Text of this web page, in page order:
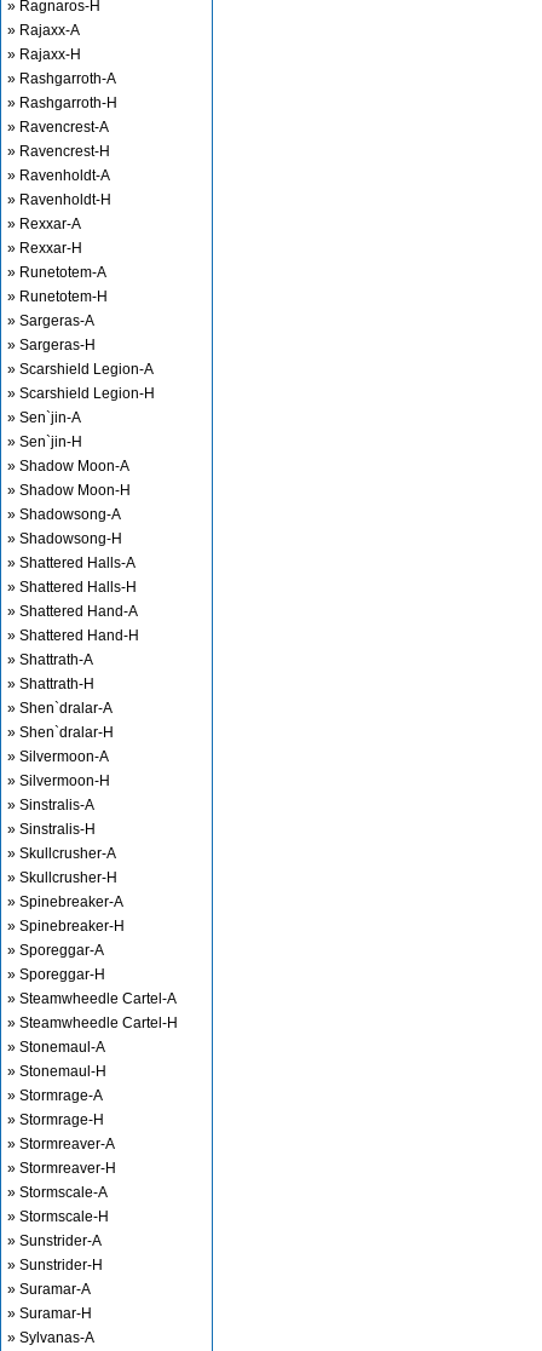
» Ragnaros-H
» Rajaxx-A
» Rajaxx-H
» Rashgarroth-A
» Rashgarroth-H
» Ravencrest-A
» Ravencrest-H
» Ravenholdt-A
» Ravenholdt-H
» Rexxar-A
» Rexxar-H
» Runetotem-A
» Runetotem-H
» Sargeras-A
» Sargeras-H
» Scarshield Legion-A
» Scarshield Legion-H
» Sen`jin-A
» Sen`jin-H
» Shadow Moon-A
» Shadow Moon-H
» Shadowsong-A
» Shadowsong-H
» Shattered Halls-A
» Shattered Halls-H
» Shattered Hand-A
» Shattered Hand-H
» Shattrath-A
» Shattrath-H
» Shen`dralar-A
» Shen`dralar-H
» Silvermoon-A
» Silvermoon-H
» Sinstralis-A
» Sinstralis-H
» Skullcrusher-A
» Skullcrusher-H
» Spinebreaker-A
» Spinebreaker-H
» Sporeggar-A
» Sporeggar-H
» Steamwheedle Cartel-A
» Steamwheedle Cartel-H
» Stonemaul-A
» Stonemaul-H
» Stormrage-A
» Stormrage-H
» Stormreaver-A
» Stormreaver-H
» Stormscale-A
» Stormscale-H
» Sunstrider-A
» Sunstrider-H
» Suramar-A
» Suramar-H
» Sylvanas-A